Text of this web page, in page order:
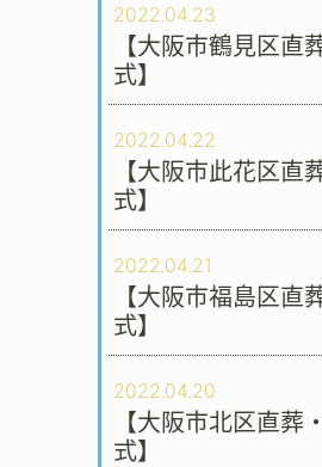
2022.04.23
【大阪市鶴見区直
式】
2022.04.22
【大阪市此花区直
式】
2022.04.21
【大阪市福島区直
式】
2022.04.20
【大阪市北区直葬
式】